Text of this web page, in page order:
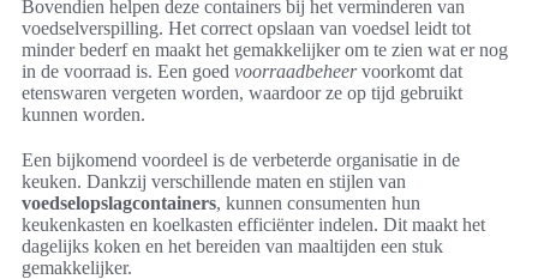
Bovendien helpen deze containers bij het verminderen van
voedselverspilling. Het correct opslaan van voedsel leidt tot
minder bederf en maakt het gemakkelijker om te zien wat er nog
in de voorraad is. Een goed voorraadbeheervoorkomt dat
etenswaren vergeten worden, waardoor ze op tijd gebruikt
kunnen worden.
Een bijkomend voordeel is de verbeterde organisatie in de
keuken. Dankzij verschillende maten en stijlen van
voedselopslagcontainers, kunnen consumenten hun
keukenkasten en koelkasten efficiënter indelen. Dit maakt het
dagelijks koken en het bereiden van maaltijden een stuk
gemakkelijker.